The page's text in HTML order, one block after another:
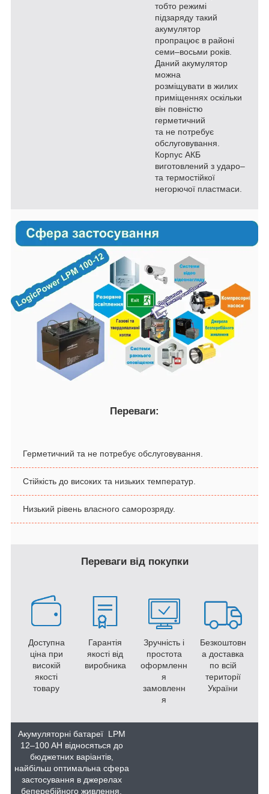
тобто режимі
підзаряду такий
акумулятор
пропрацює в районі
семи–восьми років.
Даний акумулятор
можна
розміщувати в жилих
приміщеннях оскільки
він повністю
герметичний
та не потребує
обслуговування.
Корпус АКБ
виготовлений з ударо–
та термостійкої
негорючої пластмаси.
Переваги:
Герметичний та не потребує обслуговування.
Стійкість до високих та низьких температур.
Низький рівень власного саморозряду.
Переваги від покупки
Доступна
ціна при
високій
якості
товару
Гарантія
якості від
виробника
Зручність і
простота
оформленн
я
замовленн
я
Безкоштовн
а доставка
по всій
території
України
Акумуляторні батареї LPM
12–100 AH відносяться до
бюджетних варіантів,
найбільш оптимальна сфера
застосування в джерелах
беперебійного живлення.